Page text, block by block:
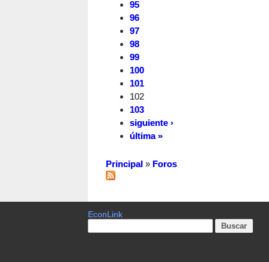
95
96
97
98
99
100
101
102
103
siguiente ›
última »
Principal » Foros
EconLink